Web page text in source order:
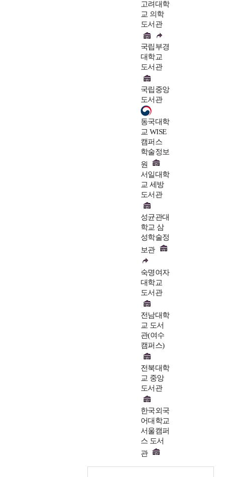
고려대학
교 의학
도서관
국립부경
대학교
도서관
국립중앙
도서관
동국대학
교 WISE
캠퍼스
학술정보
원
서일대학
교 세방
도서관
성균관대
학교 삼
성학술정
보관
숙명여자
대학교
도서관
전남대학
교 도서
관(여수
캠퍼스)
전북대학
교 중앙
도서관
한국외국
어대학교
서울캠퍼
스 도서
관